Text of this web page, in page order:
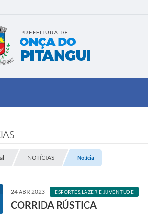
NOTÍCIAS Notícia
24 ABR 2023 ESPORTES,LAZER E JUVENTUDE
CORRIDA RÚSTICA